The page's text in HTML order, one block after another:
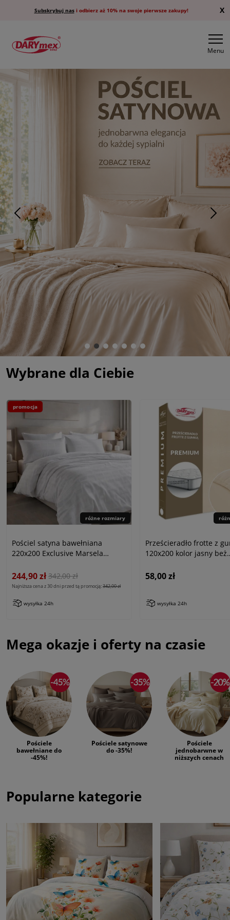
Subskrybuj nasi odbierz aż 10% na swoje pierwsze zakupy! X
Menu
Wybrane dla Ciebie
różne rozmiary
Pościel satyna bawełniana
220x200 Exclusive Marsela
244,90 zł 342,00 zł
Najniższa cena z 30 dni przed tą promocją:342,00 zł
wysyłka 24h
promocja
Prześcieradło frotte z
120x200 kolor jasny beż
58,00 zł
wysyłka 24h
Mega okazje i oferty na czasie
Pościele
bawełniane do
-45%!
Pościele satynowe
do -35%!
Pościele
jednobarwne w
niższych cenach
Popularne kategorie